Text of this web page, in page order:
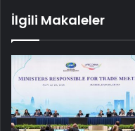
İlgili Makaleler